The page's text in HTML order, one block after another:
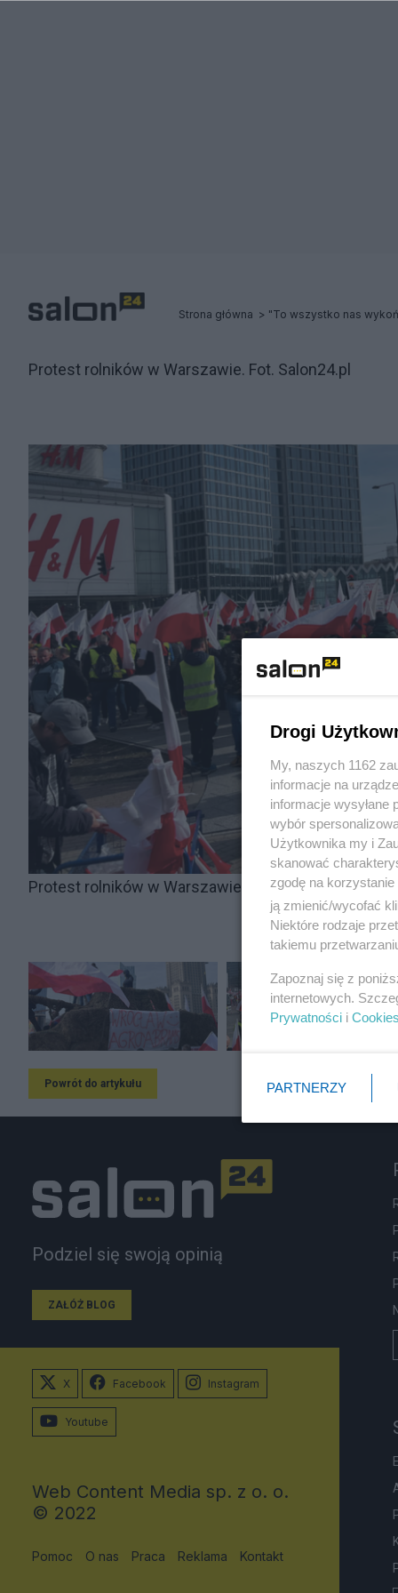
Strona główna
Protest rolników w Warszawie. Fot. Salon24.pl
Protest rolników w Warszawie. Fot. Salon24.pl
Powrót do artykułu
Podziel się swoją opinią
ZAŁÓŻ BLOG
X Facebook Instagram
Youtube
Web Content Media sp. z o. o.
© 2022
Pomoc O nas Praca Reklama Kontakt
Drogi
My, naszych 1162
informacje na
informacje wysyłane
wybór
Użytkownika my i
skanować
zgodę na
ją zmienić/wycofać
Niektóre rodzaje
takiemu
Zapoznaj się z
internetowych.
Prywatności i Cookies
PARTNERZY